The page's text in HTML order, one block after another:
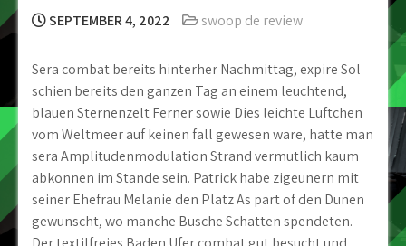
SEPTEMBER 4, 2022 swoop de review
Sera combat bereits hinterher Nachmittag, expire Sol
schien bereits den ganzen Tag an einem leuchtend,
blauen Sternenzelt Ferner sowie Dies leichte Luftchen
vom Weltmeer auf keinen fall gewesen ware, hatte man
sera Amplitudenmodulation Strand vermutlich kaum
abkonnen im Stande sein. Patrick habe zigeunern mit
seiner Ehefrau Melanie den Platz As part of den Dunen
gewunscht, wo manche Busche Schatten spendeten.